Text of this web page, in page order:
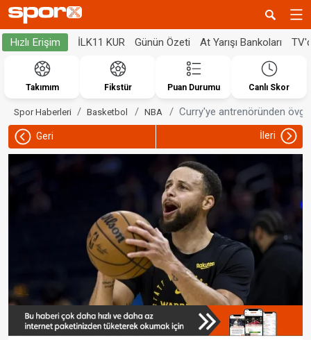
Hızlı Erişim İLK11 KUR Günün Özeti At Yarışı Bankoları
Takımım Fikstür Puan Durumu Canlı Skor
Spor Haberleri Basketbol NBA Curry'ye antrenöründen
Geri İleri